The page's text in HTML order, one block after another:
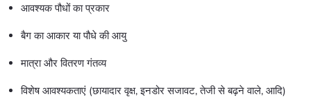
आवश्यक पौधों का प्रकार
बैग का आकार या पौधे की आयु
मात्रा और वितरण गंतव्य
विशेष आवश्यकताएं (छायादार वृक्ष, इनडोर सजावट, तेजी से बढ़ने वाले, आदि)